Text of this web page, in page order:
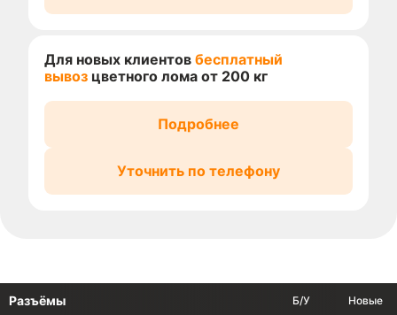
Для новых клиентов бесплатный
вывоз цветного лома от 200 кг
Подробнее
Уточнить по телефону
Разъёмы Б/У Новые